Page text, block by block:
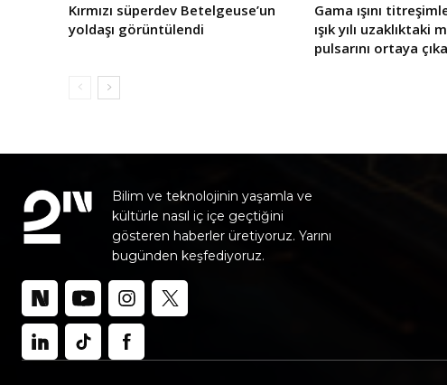
Kırmızı süperdev Betelgeuse’un
yoldaşı görüntülendi
Gama ışını
ışık yılı uzaklıktaki
pulsarını ortaya
Bilim ve teknolojinin yaşamla ve
kültürle nasıl iç içe geçtiğini
gösteren haberler üretiyoruz. Yarını
bugünden keşfediyoruz.